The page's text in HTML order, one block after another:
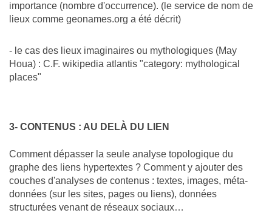
importance (nombre d'occurrence). (le service de nom de
lieux comme geonames.org a été décrit)
- le cas des lieux imaginaires ou mythologiques (May
Houa) : C.F. wikipedia atlantis "category: mythological
places"
3- CONTENUS : AU DELÀ DU LIEN
Comment dépasser la seule analyse topologique du
graphe des liens hypertextes ? Comment y ajouter des
couches d'analyses de contenus : textes, images, méta-
données (sur les sites, pages ou liens), données
structurées venant de réseaux sociaux…